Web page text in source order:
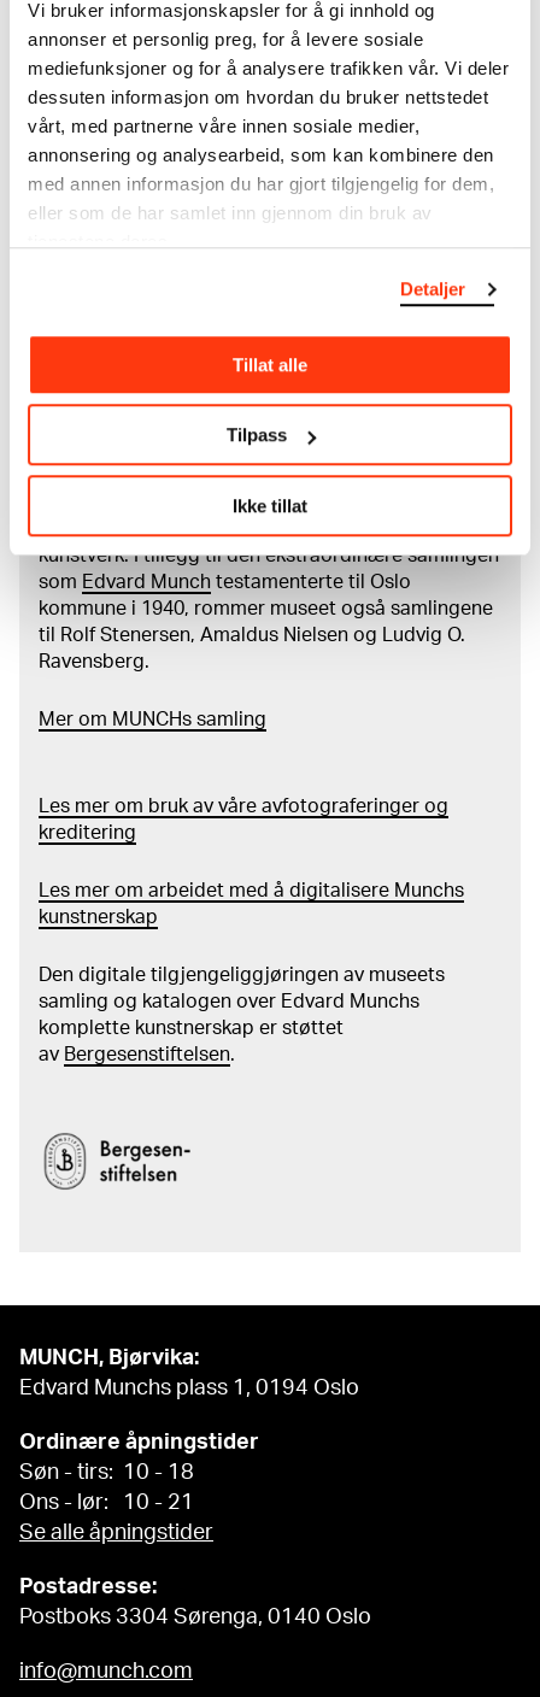
Vi bruker informasjonskapsler for å gi innhold og
annonser et personlig preg, for å levere sosiale
mediefunksjoner og for å analysere trafikken vår. Vi deler
dessuten informasjon om hvordan du bruker nettstedet
vårt, med partnerne våre innen sosiale medier,
annonsering og analysearbeid, som kan kombinere den
med annen informasjon du har gjort tilgjengelig for dem,
eller som de har samlet inn gjennom din bruk av
Detaljer
Tillat alle
Tilpass
Ikke tillat
Velinpapir
Mål
Papir (Sheet): 265 × 206 × 0,1 mm
Primærpåskrift
[Noe tekst og mål]
Kreditering
Munchmuseet
I verkskatalogen kan du søke i hele Edvard Munchs
kunstnerskap. Verkskatalogen utbedres jevnlig i
forbehold om at feil kan forekomme.
MUNCHs samling består av over 42 000 unike
kunstverk. I tillegg til den ekstraordinære samlingen
som Edvard Munch testamenterte til Oslo
kommune i 1940, rommer museet også samlingene
til Rolf Stenersen, Amaldus Nielsen og Ludvig O.
Ravensberg.
Mer om MUNCHs samling
Les mer om bruk av våre avfotograferinger og
kreditering
Les mer om arbeidet med å digitalisere Munchs
kunstnerskap
Den digitale tilgjengeliggjøringen av museets
samling og katalogen over Edvard Munchs
komplette kunstnerskap er støttet
av Bergesenstiftelsen.
MUNCH, Bjørvika:
Edvard Munchs plass 1, 0194 Oslo
Ordinære åpningstider
Søn - tirs: 10 - 18
Ons - lør: 10 - 21
Se alle åpningstider
Postadresse:
Postboks 3304 Sørenga, 0140 Oslo
info@munch.com